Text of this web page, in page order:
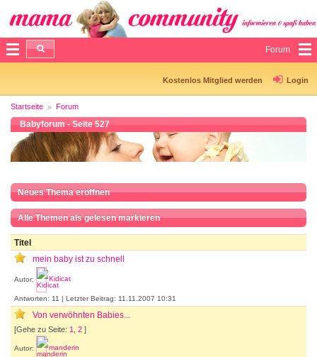
Forum
Kostenlos Mitglied werden Login
Startseite Forum
Babyforum - Seite 527
Neues Thema eröffnen
Alle Themen als gelesen markieren
Titel
mein baby ist zu schnell
Autor: Kidicat
Antworten: 11 | Letzter Beitrag: 11.11.2007 10:31
Von verwöhnten Babies...
[Gehe zu Seite: 1 2 ]
Autor: manderin